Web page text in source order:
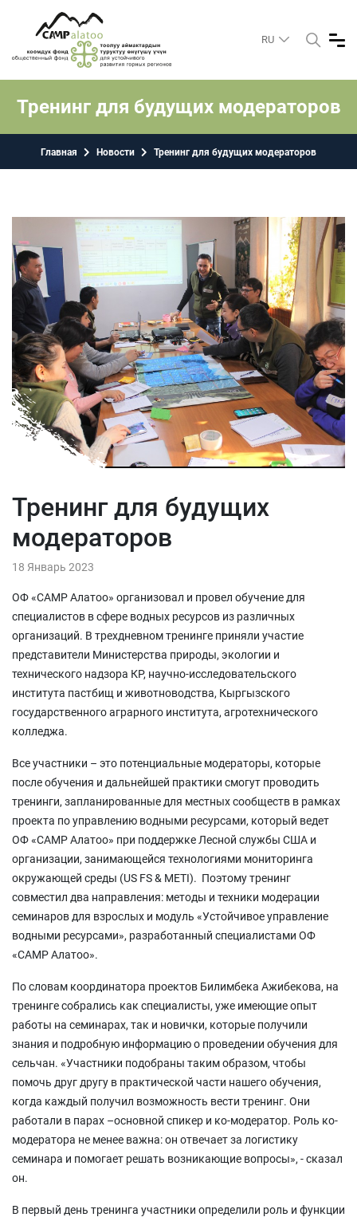
RU
Тренинг для будущих модераторов
Главная Новости Тренинг для будущих модераторов
Тренинг для будущих
модераторов
18 Январь 2023
ОФ «САМР Алатоо» организовал и провел обучение для
специалистов в сфере водных ресурсов из различных
организаций. В трехдневном тренинге приняли участие
представители Министерства природы, экологии и
технического надзора КР, научно-исследовательского
института пастбищ и животноводства, Кыргызского
государственного аграрного института, агротехнического
колледжа.
Все участники – это потенциальные модераторы, которые
после обучения и дальнейшей практики смогут проводить
тренинги, запланированные для местных сообществ в рамках
проекта по управлению водными ресурсами, который ведет
ОФ «САМР Алатоо» при поддержке Лесной службы США и
организации, занимающейся технологиями мониторинга
окружающей среды (US FS & METI). Поэтому тренинг
совместил два направления: методы и техники модерации
семинаров для взрослых и модуль «Устойчивое управление
водными ресурсами», разработанный специалистами ОФ
«САМР Алатоо».
По словам координатора проектов Билимбека Ажибекова, на
тренинге собрались как специалисты, уже имеющие опыт
работы на семинарах, так и новички, которые получили
знания и подробную информацию о проведении обучения для
сельчан. «Участники подобраны таким образом, чтобы
помочь друг другу в практической части нашего обучения,
когда каждый получил возможность вести тренинг. Они
работали в парах –основной спикер и ко-модератор. Роль ко-
модератора не менее важна: он отвечает за логистику
семинара и помогает решать возникающие вопросы», - сказал
он.
В первый день тренинга участники определили роль и функции